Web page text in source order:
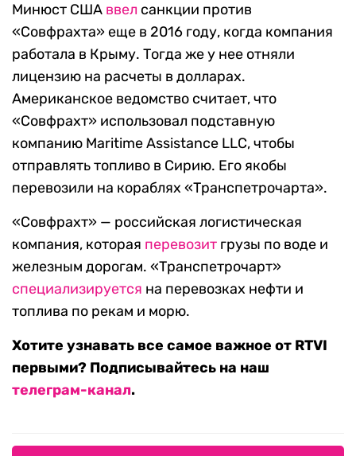
Минюст США ввел санкции против
«Совфрахта» еще в 2016 году, когда компания
работала в Крыму. Тогда же у нее отняли
лицензию на расчеты в долларах.
Американское ведомство считает, что
«Совфрахт» использовал подставную
компанию Maritime Assistance LLC, чтобы
отправлять топливо в Сирию. Его якобы
перевозили на кораблях «Транспетрочарта».
«Совфрахт» — российская логистическая
компания, которая перевозит грузы по воде и
железным дорогам. «Транспетрочарт»
специализируется на перевозках нефти и
топлива по рекам и морю.
Хотите узнавать все самое важное от RTVI
первыми? Подписывайтесь на наш
телеграм-канал.